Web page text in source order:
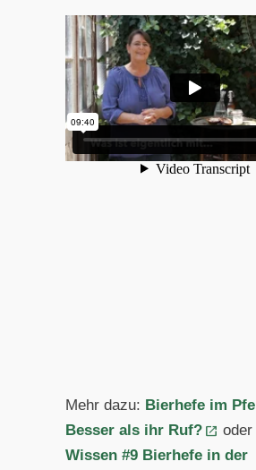
Mehr dazu: Bierhefe im
Besser als ihr Ruf?
Wissen #9 Bierhefe in der